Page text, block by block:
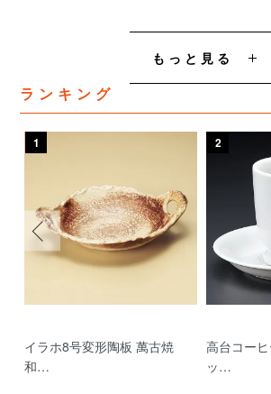
もっと見る
ランキング
1
イラホ8号変形陶板 萬古焼
和…
2
高台コー
ッ…